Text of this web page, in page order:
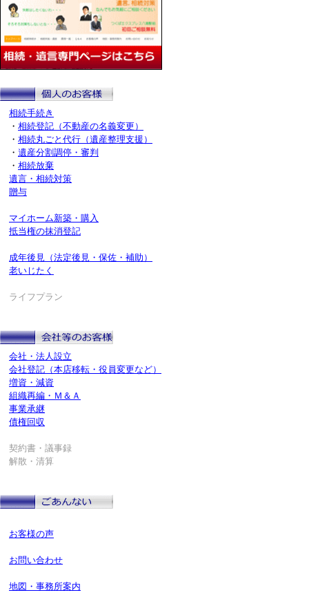
相続手続き
・ 相続登記（不動産の名義変更）
・ 相続丸ごと代行（遺産整理支援）
・ 遺産分割調停・審判
・ 相続放棄
遺言・相続対策
贈与
マイホーム新築・購入
抵当権の抹消登記
成年後見（法定後見・保佐・補助）
老いじたく
ライフプラン
会社・法人設立
会社登記（本店移転・役員変更など）
増資・減資
組織再編・Ｍ＆Ａ
事業承継
債権回収
契約書・議事録
解散・清算
お客様の声
お問い合わせ
地図・事務所案内